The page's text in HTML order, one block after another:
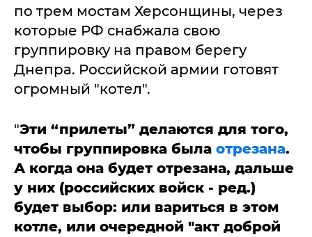
по трем мостам Херсонщины, через
которые РФ снабжала свою
группировку на правом берегу
Днепра. Российской армии готовят
огромный "котел".
"Эти “прилеты” делаются для того,
чтобы группировка была отрезана.
А когда она будет отрезана, дальше
у них (российских войск - ред.)
будет выбор: или вариться в этом
котле, или очередной "акт доброй